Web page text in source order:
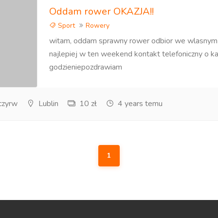
Oddam rower OKAZJA!!
Sport Rowery
witam, oddam sprawny rower odbior we
najlepiej w ten weekend kontakt telefoniczny o
godzieniepozdrawiam
Lublin 10 zł 4 years temu
1